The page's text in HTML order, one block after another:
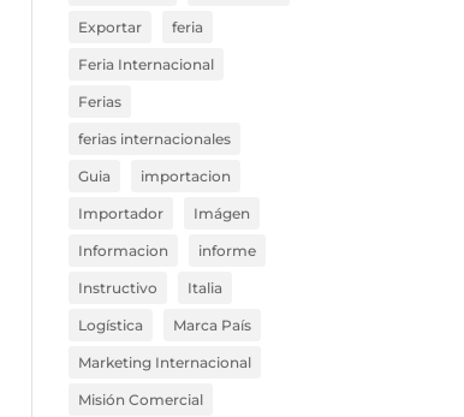
Exportar feria
Feria Internacional
Ferias
ferias internacionales
Guia importacion
Importador Imágen
Informacion informe
Instructivo Italia
Logística Marca País
Marketing Internacional
Misión Comercial